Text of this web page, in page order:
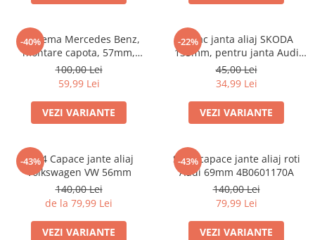
-40%
Emblema Mercedes Benz,
montare capota, 57mm,
A2048170616
100,00 Lei
59,99 Lei
VEZI VARIANTE
-22%
Capac janta aliaj SKODA
135mm, pentru janta Audi
4F0601165N
45,00 Lei
34,99 Lei
VEZI VARIANTE
-43%
Set 4 Capace jante aliaj
Volkswagen VW 56mm
140,00 Lei
de la 79,99 Lei
VEZI VARIANTE
-43%
Set 4 capace jante aliaj roti
Audi 69mm 4B0601170A
140,00 Lei
79,99 Lei
VEZI VARIANTE